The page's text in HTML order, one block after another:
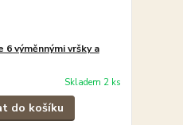
výměnnými vršky a
Skladem 2 ks
do košíku